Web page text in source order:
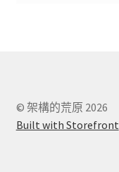
© 架構的荒原 2026
Built with Storefront